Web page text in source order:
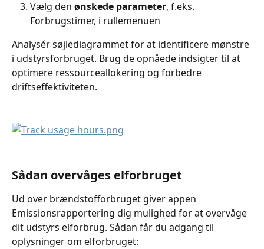
Vælg den ønskede parameter, f.eks.
Forbrugstimer, i rullemenuen
Analysér søjlediagrammet for at identificere mønstre
i udstyrsforbruget. Brug de opnåede indsigter til at
optimere ressourceallokering og forbedre
driftseffektiviteten.
Sådan overvåges elforbruget
Ud over brændstofforbruget giver appen
Emissionsrapportering dig mulighed for at overvåge
dit udstyrs elforbrug. Sådan får du adgang til
oplysninger om elforbruget: